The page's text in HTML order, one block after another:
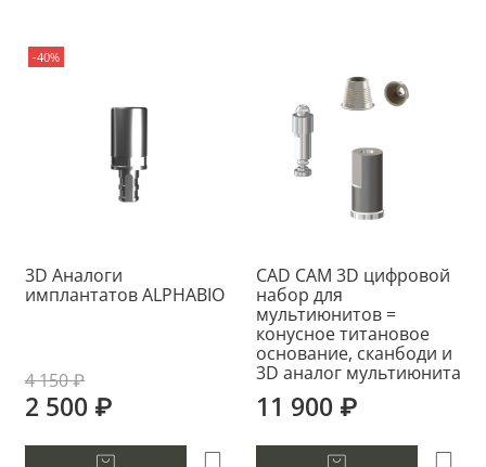
-40%
3D Аналоги
имплантатов ALPHABIO
4 150 ₽
2 500 ₽
CAD CAM 3D цифровой
набор для
мультиюнитов =
конусное титановое
основание, сканбоди и
3D аналог мультиюнита
11 900 ₽